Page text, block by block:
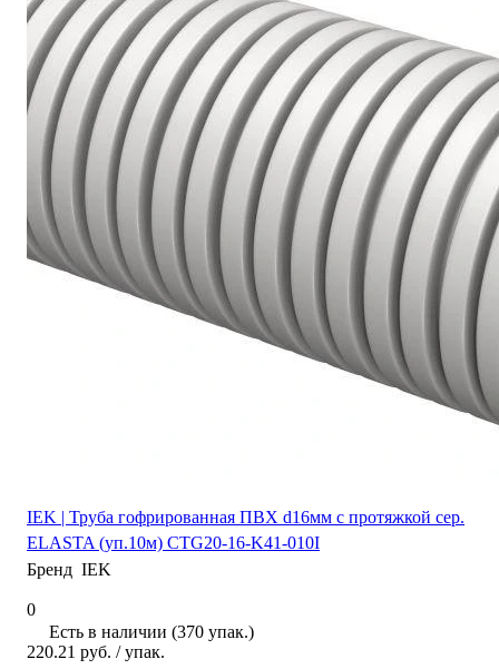
IEK | Труба гофрированная ПВХ d16мм с протяжкой сер.
ELASTA (уп.10м) CTG20-16-K41-010I
Бренд IEK
0
Есть в наличии (370 упак.)
220.21 руб. / упак.